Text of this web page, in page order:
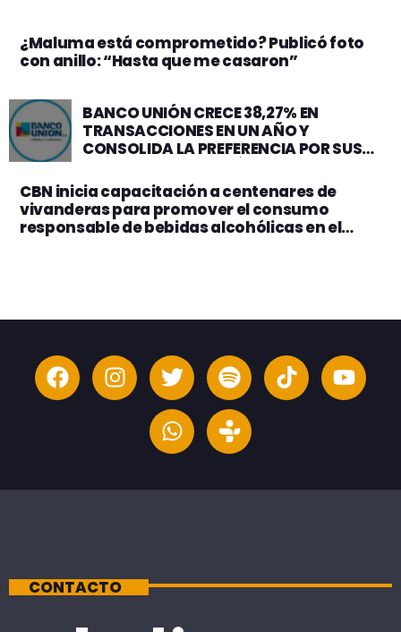
¿Maluma está comprometido? Publicó foto
con anillo: “Hasta que me casaron”
BANCO UNIÓN CRECE 38,27% EN
TRANSACCIONES EN UN AÑO Y
CONSOLIDA LA PREFERENCIA POR SUS
CBN inicia capacitación a centenares de
vivanderas para promover el consumo
responsable de bebidas alcohólicas en el
CONTACTO